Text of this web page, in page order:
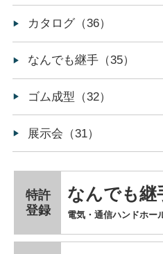
カタログ（36）
なんでも継手（35）
ゴム成型（32）
展示会（31）
なんでも継
特許
登録
電気・通信ハンドホー